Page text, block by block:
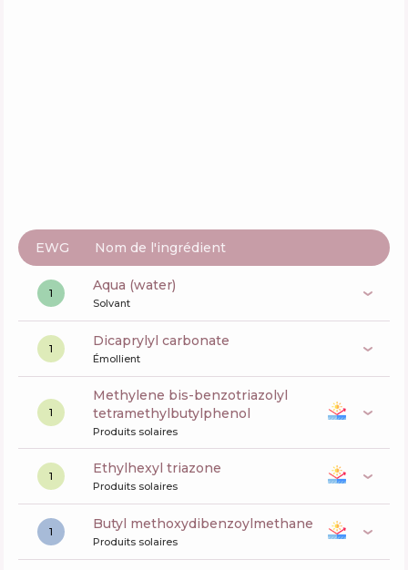
EWG Nom de l'ingrédient
1 aqua (water)
Solvant
1 dicaprylyl carbonate
Émollient
1
methylene bis-benzotriazolyl
tetramethylbutylphenol
Produits solaires
1 ethylhexyl triazone
Produits solaires
1 butyl methoxydibenzoylmethane
Produits solaires